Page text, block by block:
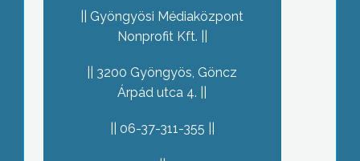
Gyöngyösi Médiaközpont
Nonprofit Kft.
3200 Gyöngyös, Göncz
Árpád utca 4.
06-37-311-355